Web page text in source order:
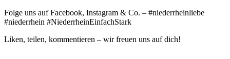
Folge uns auf Facebook, Instagram & Co. – #niederrheinliebe
#niederrhein #NiederrheinEinfachStark
Liken, teilen, kommentieren – wir freuen uns auf dich!